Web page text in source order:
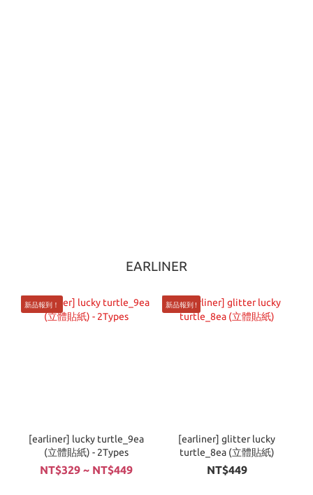
EARLINER
新品報到！
[earliner] lucky turtle_9ea
(立體貼紙) - 2Types
NT$329 ~ NT$449
新品報到 !
[earliner] glitter lucky
turtle_8ea (立體貼紙)
NT$449